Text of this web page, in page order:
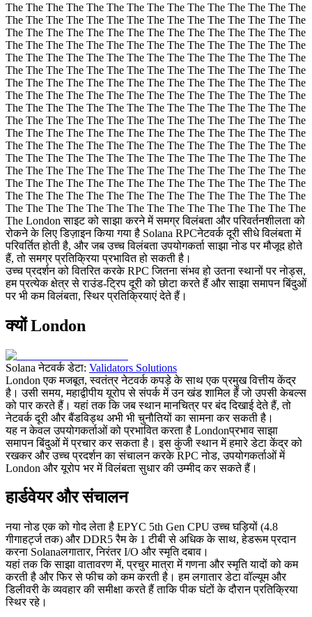
The The The The The The The The The The The The The The The
The The The The The The The The The The The The The The The
The The The The The The The The The The The The The The The
The The The The The The The The The The The The The The The
The The The The The The The The The The The The The The The
The The The The The The The The The The The The The The The
The The The The The The The The The The The The The The The
The The The The The The The The The The The The The The The
The The The The The The The The The The The The The The The
The The The The The The The The The The The The The The The
The The The The The The The The The The The The The The The
The The The The The The The The The The The The The The The
The The The The The The The The The The The The The The The
The The The The The The The The The The The The The The The
The The The The The The The The The The The The The The The
The The The The The The The The The The The The The The The
The The The The The The The The The The The The The The The
The London साइट को साझा करने में समग्र विलंबता और परिवर्तनशीलता को
रोकने के लिए डिज़ाइन किया गया है Solana RPCनेटवर्क दूरी सीधे विलंबता में
परिवर्तित होती है, और जब उच्च विलंबता उपयोगकर्ता साझा नोड पर मौजूद होते
हैं, तो समग्र प्रतिक्रिया प्रभावित हो सकती है।
उच्च प्रदर्शन को वितरित करके RPC जितना संभव हो उतना स्थानों पर नोड्स,
हम प्रत्येक क्षेत्र से राउंड-ट्रिप दूरी को छोटा करते हैं और साझा समापन बिंदुओं
पर भी कम विलंबता, स्थिर प्रतिक्रियाएं देते हैं।
क्यों London
Solana नेटवर्क डेटा: Validators Solutions
London एक मजबूत, स्वतंत्र नेटवर्क कपड़े के साथ एक प्रमुख वित्तीय केंद्र
है। उसी समय, महाद्वीपीय यूरोप से संपर्क में उन खंड शामिल हैं जो उपसी केबल्स
को पार करते हैं। यहां तक कि जब स्थान मानचित्र पर बंद दिखाई देते हैं, तो
नेटवर्क दूरी और बैंडविड्थ अभी भी चुनौतियों का सामना कर सकती है।
यह न केवल उपयोगकर्ताओं को प्रभावित करता है Londonप्रभाव साझा
समापन बिंदुओं में प्रचार कर सकता है। इस कुंजी स्थान में हमारे डेटा केंद्र को
रखकर और उच्च प्रदर्शन का संचालन करके RPC नोड, उपयोगकर्ताओं में
London और यूरोप भर में विलंबता सुधार की उम्मीद कर सकते हैं।
हार्डवेयर और संचालन
नया नोड एक को गोद लेता है EPYC 5th Gen CPU उच्च घड़ियों (4.8
गीगाहर्ट्ज तक) और DDR5 रैम के 1 टीबी से अधिक के साथ, हेडरूम प्रदान
करना Solanaलगातार, निरंतर I/O और स्मृति दबाव।
यहां तक कि साझा वातावरण में, प्रचुर मात्रा में गणना और स्मृति यादों को कम
करती है और फिर से फीच को कम करती है। हम लगातार डेटा वॉल्यूम और
डिलीवरी के व्यवहार की समीक्षा करते हैं ताकि पीक घंटों के दौरान प्रतिक्रिया
स्थिर रहे।